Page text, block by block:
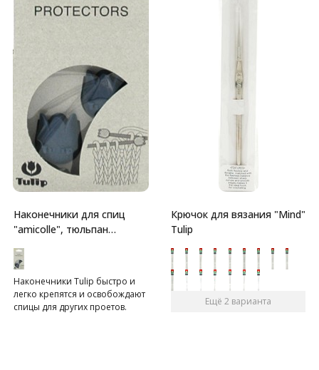
Наконечники для спиц
"amicolle", тюльпан
Наконечники Tulip быстро и
легко крепятся и освобождают
спицы для других проетов.
Крючок для вязания "Mind"
Tulip
Ещё 2 варианта